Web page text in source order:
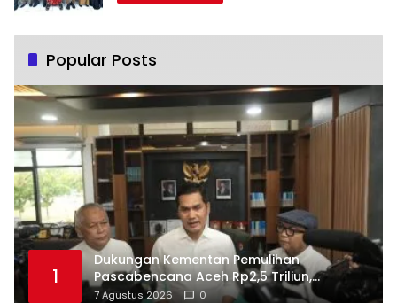
Popular Posts
1
Dukungan Kementan Pemulihan
Pascabencana Aceh Rp2,5 Triliun,
Pemprov Kelola Rp9,7 Miliar
7 Agustus 2026 0